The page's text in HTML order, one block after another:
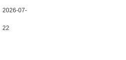
2026-07-
22